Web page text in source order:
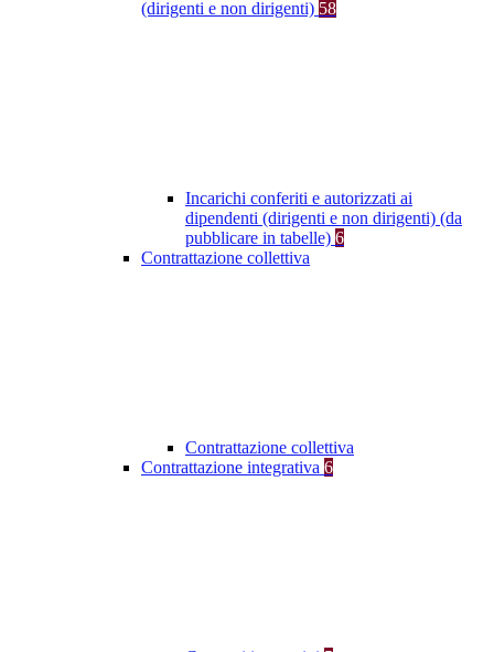
(dirigenti e non dirigenti) 58
Incarichi conferiti e autorizzati ai
dipendenti (dirigenti e non dirigenti) (da
pubblicare in tabelle) 6
Contrattazione collettiva
Contrattazione collettiva
Contrattazione integrativa 6